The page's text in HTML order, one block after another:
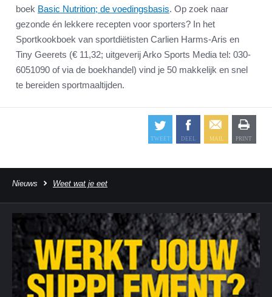
boek Basic Nutrition; de voedingsbasis. Op zoek naar
gezonde én lekkere recepten voor sporters? In het
Sportkookboek van sportdiëtisten Carlien Harms-Aris en
Tiny Geerets (€ 11,32; uitgeverij Arko Sports Media tel: 030-
6051090 of via de boekhandel) vind je 50 makkelijk en snel
te bereiden sportmaaltijden.
Nieuws Weet wat je eet